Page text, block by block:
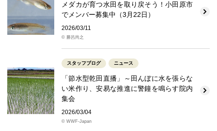
メダカが育つ水田を取り戻そう！小田原市
でメンバー募集中（3月22日）
2026/03/11
© 勝呂尚之
スタッフブログ ニュース
「節水型乾田直播」～田んぼに水を張らな
い米作り、安易な推進に警鐘を鳴らす院内
集会
2026/03/04
© WWF-Japan